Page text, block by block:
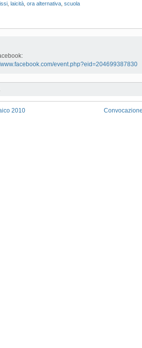
laicità ora alternativa scuola
www.facebook.com/event.php?eid=204699387830
2010